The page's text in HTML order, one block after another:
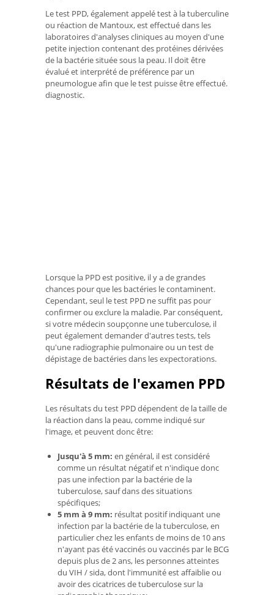
Le test PPD, également appelé test à la tuberculine
ou réaction de Mantoux, est effectué dans les
laboratoires d'analyses cliniques au moyen d'une
petite injection contenant des protéines dérivées
de la bactérie située sous la peau. Il doit être
évalué et interprété de préférence par un
pneumologue afin que le test puisse être effectué.
diagnostic.
Lorsque la PPD est positive, il y a de grandes
chances pour que les bactéries le contaminent.
Cependant, seul le test PPD ne suffit pas pour
confirmer ou exclure la maladie. Par conséquent,
si votre médecin soupçonne une tuberculose, il
peut également demander d'autres tests, tels
qu'une radiographie pulmonaire ou un test de
dépistage de bactéries dans les expectorations.
Résultats de l'examen PPD
Les résultats du test PPD dépendent de la taille de
la réaction dans la peau, comme indiqué sur
l'image, et peuvent donc être:
Jusqu'à 5 mm: en général, il est considéré
comme un résultat négatif et n'indique donc
pas une infection par la bactérie de la
tuberculose, sauf dans des situations
spécifiques;
5 mm à 9 mm: résultat positif indiquant une
infection par la bactérie de la tuberculose, en
particulier chez les enfants de moins de 10 ans
n'ayant pas été vaccinés ou vaccinés par le BCG
depuis plus de 2 ans, les personnes atteintes
du VIH / sida, dont l'immunité est affaiblie ou
avoir des cicatrices de tuberculose sur la